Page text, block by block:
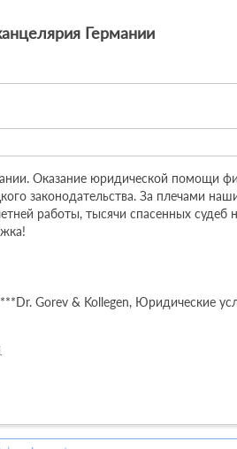
Германии
Оказание юридической помощи
законодательства. За плечами
работы, тысячи спасенных судеб
Gorev & Kollegen, Юридические